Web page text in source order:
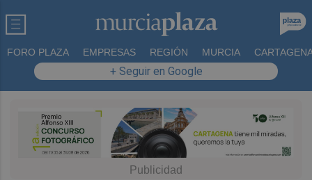
FORO PLAZA EMPRESAS REGIÓN MURCIA
+ Seguir en Google